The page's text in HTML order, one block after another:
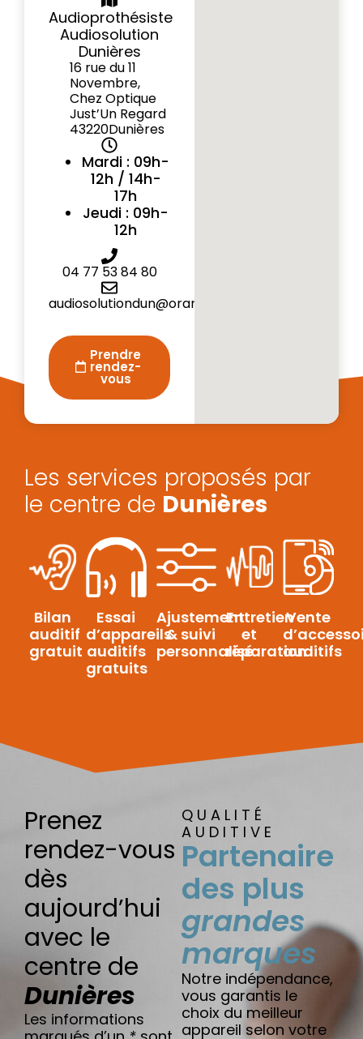
Audioprothésiste
Audiosolution
Dunières
16 rue du 11
Novembre,
Chez Optique
Just’Un Regard
43220Dunières
Mardi : 09h-
12h / 14h-
17h
Jeudi : 09h-
12h
04 77 53 84 80
audiosolutiondun@orange.fr
Prendre
rendez-
vous
Les services proposés par
le centre de Dunières
Bilan
auditif
gratuit
Essai
d’appareils
auditifs
gratuits
Ajustement
& suivi
personnalisé
Entretien
et
réparation
Vente
auditifs
Prenez
rendez-vous
dès
aujourd’hui
avec le
centre de
Dunières
Les informations
QUALITÉ
AUDITIVE
Partenaire
des plus
grandes
marques
Notre indépendance,
vous garantis le
choix du meilleur
appareil selon votre